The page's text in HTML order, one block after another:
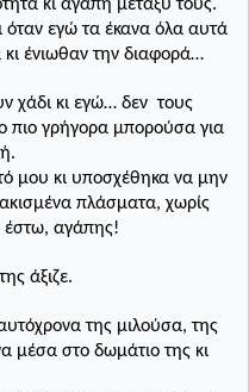
κι αγάπη μεταξύ τους.
όταν εγώ τα έκανα όλα αυτά
ένιωθαν την διαφορά…
χάδι κι εγώ… δεν τους
πιο γρήγορα μπορούσα για
μου κι υποσχέθηκα να μην
πλάσματα, χωρίς
έστω, αγάπης!
άξιζε.
της μιλούσα, της
μέσα στο δωμάτιο της κι